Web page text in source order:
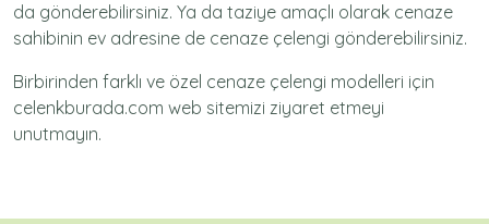
da gönderebilirsiniz. Ya da taziye amaçlı olarak cenaze
sahibinin ev adresine de cenaze çelengi gönderebilirsiniz.
Birbirinden farklı ve özel cenaze çelengi modelleri için
celenkburada.com web sitemizi ziyaret etmeyi
unutmayın.